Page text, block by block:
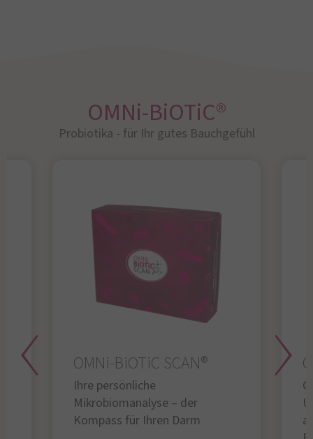
OMNi-BiOTiC®
Probiotika - für Ihr gutes Bauchgefühl​
OMNi-BiOTiC SCAN®
Ihre persönliche
Mikrobiomanalyse – der
Kompass für Ihren Darm